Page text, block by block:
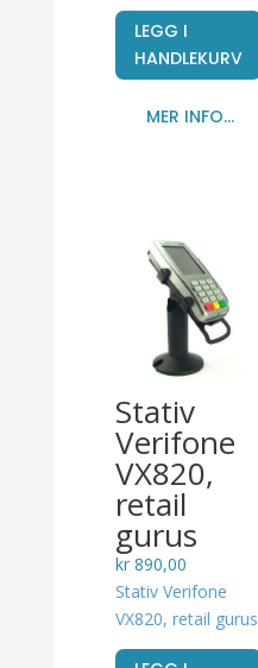
LEGG I
HANDLEKURV
MER INFO...
Stativ
Verifone
VX820,
retail
gurus
kr890,00
Stativ Verifone
VX820, retail gurus